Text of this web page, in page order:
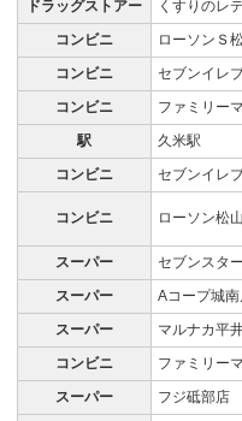
ドラッグストアー くすりのレ
コンビニ
ローソンＳ
コンビニ
セブンイレ
コンビニ
ファミリー
駅
久米駅
コンビニ
セブンイレ
コンビニ ローソン松
スーパー セブンスタ
スーパー
Aコープ城
スーパー
マルナカ平
コンビニ
ファミリー
スーパー
フジ砥部店